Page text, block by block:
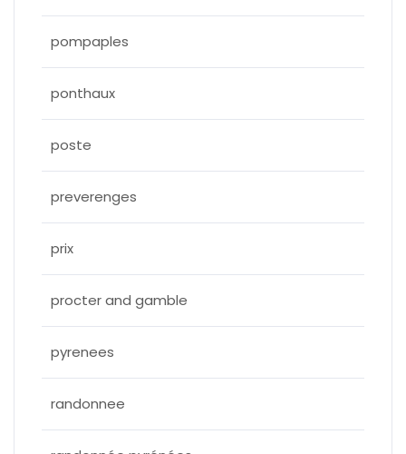
pompaples
ponthaux
poste
preverenges
prix
procter and gamble
pyrenees
randonnee